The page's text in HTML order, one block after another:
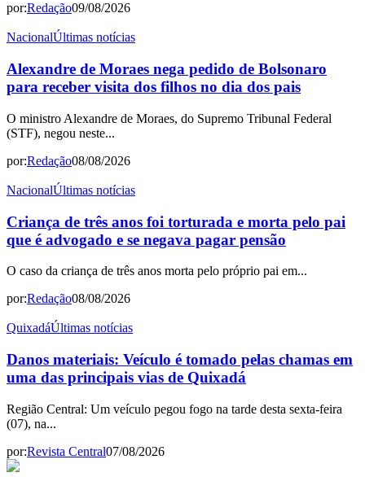
por:Redação09/08/2026
NacionalÚltimas notícias
Alexandre de Moraes nega pedido de Bolsonaro
para receber visita dos filhos no dia dos pais
O ministro Alexandre de Moraes, do Supremo Tribunal Federal
(STF), negou neste...
por:Redação08/08/2026
NacionalÚltimas notícias
Criança de três anos foi torturada e morta pelo pai
que é advogado e se negava pagar pensão
O caso da criança de três anos morta pelo próprio pai em...
por:Redação08/08/2026
QuixadáÚltimas notícias
Danos materiais: Veículo é tomado pelas chamas em
uma das principais vias de Quixadá
Região Central: Um veículo pegou fogo na tarde desta sexta-feira
(07), na...
por:Revista Central07/08/2026